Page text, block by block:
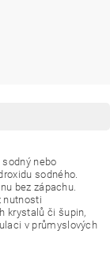
nebo
sodného.
bez zápachu.
nutnosti
krystalů či šupin,
v průmyslových